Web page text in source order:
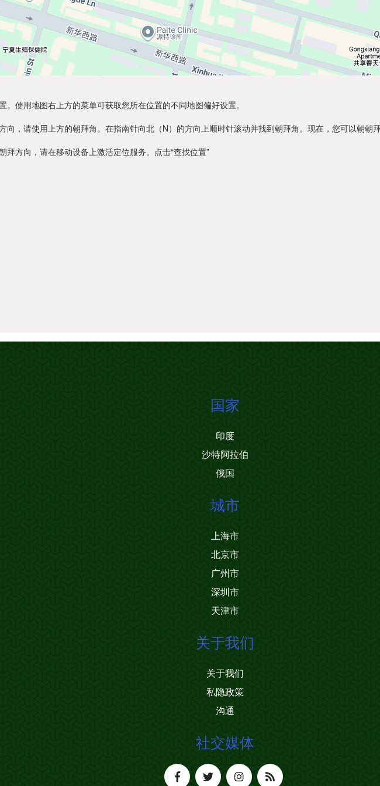
。使用地图右上方的菜单可获取您所在位置的不同地图偏好设置。
向，请使用上方的朝拜角。在指南针向北（N）的方向上顺时针滚动并找到朝拜角。现在，您可以朝朝拜
拜方向，请在移动设备上激活定位服务。点击“查找位置”
国家
印度
沙特阿拉伯
俄国
城市
上海市
北京市
广州市
深圳市
天津市
关于我们
关于我们
私隐政策
沟通
社交媒体